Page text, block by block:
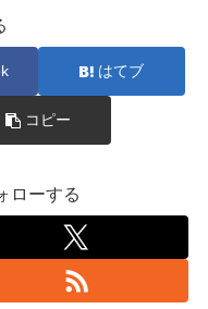
はてブ
コピー
ローする